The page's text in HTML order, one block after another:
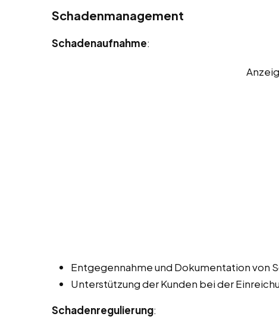
Schadenmanagement
Schadenaufnahme:
Entgegennahme und Dokumentation von
Unterstützung der Kunden bei der
Schadenregulierung: